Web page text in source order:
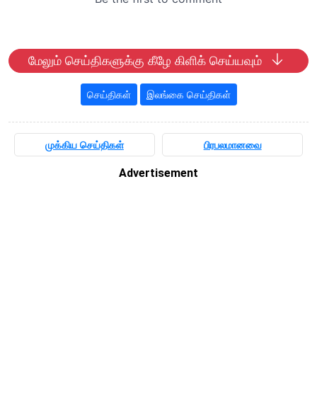
மேலும் செய்திகளுக்கு கீழே கிளிக் செய்யவும்
செய்திகள் இலங்கை செய்திகள்
முக்கிய செய்திகள் பிரபலமானவை
Advertisement